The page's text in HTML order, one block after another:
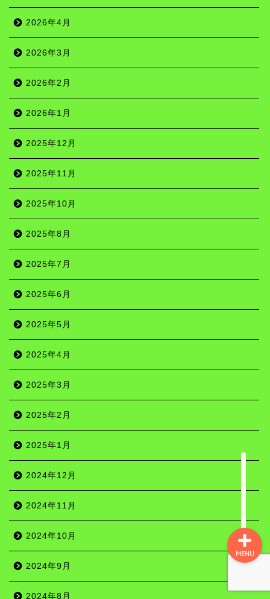
2026年4月
2026年3月
2026年2月
2026年1月
2025年12月
2025年11月
2025年10月
2025年8月
2025年7月
2025年6月
2025年5月
2025年4月
2025年3月
2025年2月
2025年1月
2024年12月
2024年11月
2024年10月
2024年9月
2024年8月
MENU
名所